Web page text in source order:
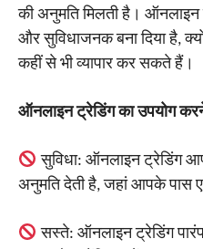
की अनुमति मिलती है।
और सुविधाजनक बना दिया है,
कहीं से भी व्यापार कर सकते हैं।
ऑनलाइन ट्रेडिंग का उपयोग
सुविधा: ऑनलाइन ट्रेडिंग
अनुमति देती है, जहां आपके पास
सस्ते: ऑनलाइन ट्रेडिंग